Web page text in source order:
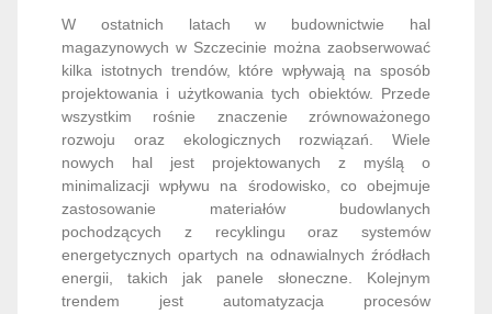
W ostatnich latach w budownictwie hal
magazynowych w Szczecinie można zaobserwować
kilka istotnych trendów, które wpływają na sposób
projektowania i użytkowania tych obiektów. Przede
wszystkim rośnie znaczenie zrównoważonego
rozwoju oraz ekologicznych rozwiązań. Wiele
nowych hal jest projektowanych z myślą o
minimalizacji wpływu na środowisko, co obejmuje
zastosowanie materiałów budowlanych
pochodzących z recyklingu oraz systemów
energetycznych opartych na odnawialnych źródłach
energii, takich jak panele słoneczne. Kolejnym
trendem jest automatyzacja procesów